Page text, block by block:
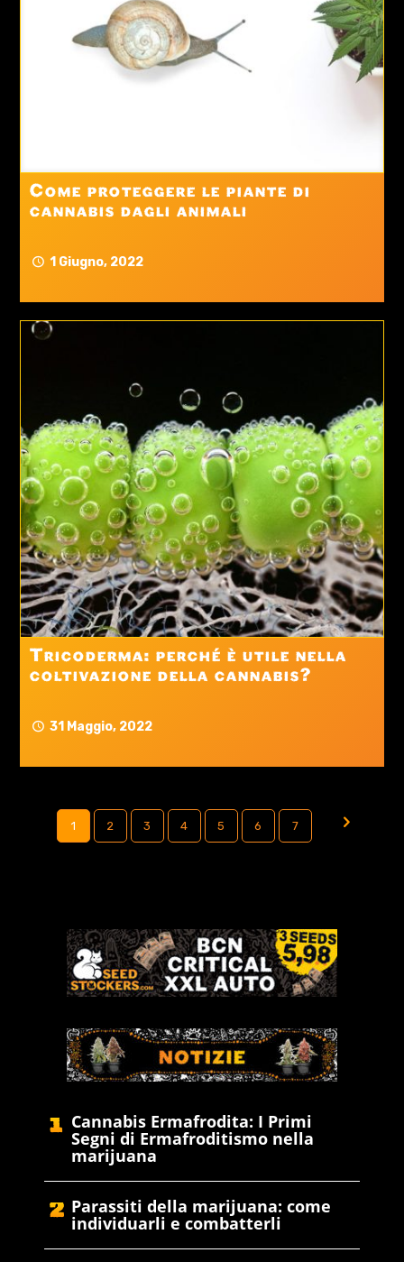
1 Giugno, 2022
Come proteggere le piante di
cannabis dagli animali
31 Maggio, 2022
Tricoderma: perché è utile nella
coltivazione della cannabis?
1 2 3 4 5 6 7
Cannabis Ermafrodita: I Primi
Segni di Ermafroditismo nella
marijuana
Parassiti della marijuana: come
individuarli e combatterli